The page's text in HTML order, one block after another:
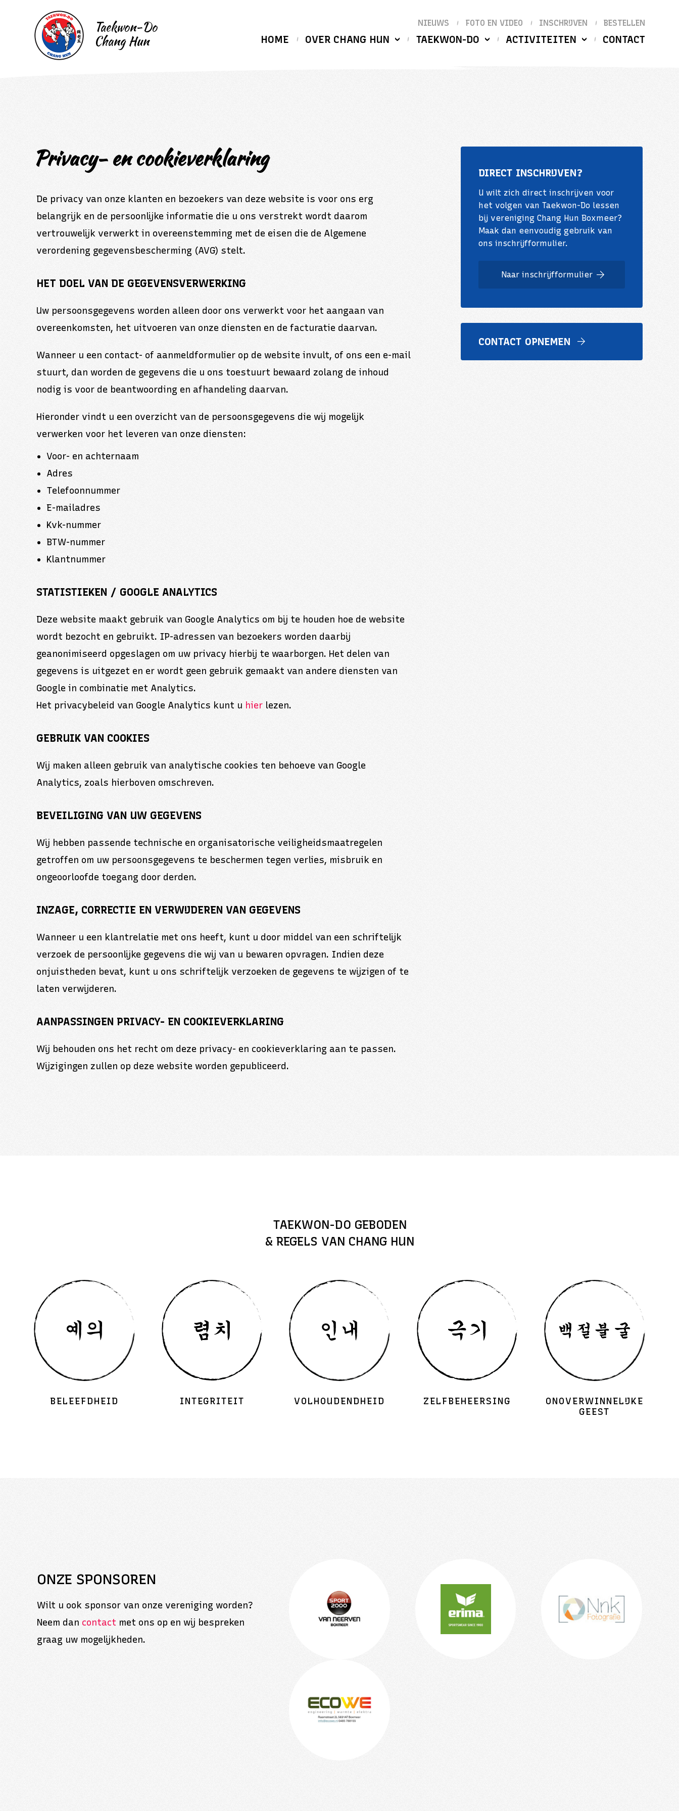
HOME OVER CHANG HUN TAEKWON-DO ACTIVITEITEN CONTACT
NIEUWS FOTO EN VIDEO INSCHRIJVEN BESTELLEN
Privacy- en cookieverklaring
De privacy van onze klanten en bezoekers van deze website is voor ons erg
belangrijk en de persoonlijke informatie die u ons verstrekt wordt daarom
vertrouwelijk verwerkt in overeenstemming met de eisen die de Algemene
verordening gegevensbescherming (AVG) stelt.
HET DOEL VAN DE GEGEVENSVERWERKING
Uw persoonsgegevens worden alleen door ons verwerkt voor het aangaan van
overeenkomsten, het uitvoeren van onze diensten en de facturatie daarvan.
Wanneer u een contact- of aanmeldformulier op de website invult, of ons een e-mail
stuurt, dan worden de gegevens die u ons toestuurt bewaard zolang de inhoud
nodig is voor de beantwoording en afhandeling daarvan.
Hieronder vindt u een overzicht van de persoonsgegevens die wij mogelijk
verwerken voor het leveren van onze diensten:
Voor- en achternaam
Adres
Telefoonnummer
E-mailadres
Kvk-nummer
BTW-nummer
Klantnummer
STATISTIEKEN / GOOGLE ANALYTICS
Deze website maakt gebruik van Google Analytics om bij te houden hoe de website
wordt bezocht en gebruikt. IP-adressen van bezoekers worden daarbij
geanonimiseerd opgeslagen om uw privacy hierbij te waarborgen. Het delen van
gegevens is uitgezet en er wordt geen gebruik gemaakt van andere diensten van
Google in combinatie met Analytics.
Het privacybeleid van Google Analytics kunt u hier lezen.
GEBRUIK VAN COOKIES
Wij maken alleen gebruik van analytische cookies ten behoeve van Google
Analytics, zoals hierboven omschreven.
BEVEILIGING VAN UW GEGEVENS
Wij hebben passende technische en organisatorische veiligheidsmaatregelen
getroffen om uw persoonsgegevens te beschermen tegen verlies, misbruik en
ongeoorloofde toegang door derden.
INZAGE, CORRECTIE EN VERWIJDEREN VAN GEGEVENS
Wanneer u een klantrelatie met ons heeft, kunt u door middel van een schriftelijk
verzoek de persoonlijke gegevens die wij van u bewaren opvragen. Indien deze
onjuistheden bevat, kunt u ons schriftelijk verzoeken de gegevens te wijzigen of te
laten verwijderen.
AANPASSINGEN PRIVACY- EN COOKIEVERKLARING
Wij behouden ons het recht om deze privacy- en cookieverklaring aan te passen.
Wijzigingen zullen op deze website worden gepubliceerd.
DIRECT INSCHRIJVEN?
U wilt zich direct inschrijven voor
het volgen van Taekwon-Do lessen
bij vereniging Chang Hun Boxmeer?
Maak dan eenvoudig gebruik van
ons inschrijfformulier.
Naar inschrijfformulier
CONTACT OPNEMEN
TAEKWON-DO GEBODEN
& REGELS VAN CHANG HUN
BELEEFDHEID INTEGRITEIT VOLHOUDENDHEID ZELFBEHEERSING
ONOVERWINNELIJKE
GEEST
ONZE SPONSOREN
Wilt u ook sponsor van onze vereniging worden?
Neem dan contact met ons op en wij bespreken
graag uw mogelijkheden.